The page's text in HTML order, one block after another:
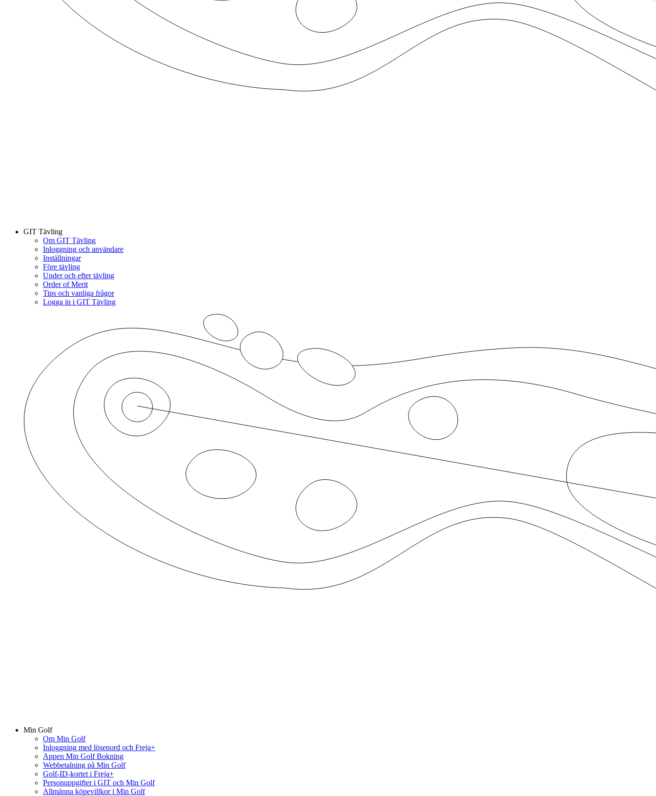
GIT Tävling
Om GIT Tävling
Inloggning och användare
Inställningar
Före tävling
Under och efter tävling
Order of Merit
Tips och vanliga frågor
Logga in i GIT Tävling
Min Golf
Om Min Golf
Inloggning med lösenord och Freja+
Appen Min Golf Bokning
Webbetalning på Min Golf
Golf-ID-kortet i Freja+
Personuppgifter i GIT och Min Golf
Allmänna köpevillkor i Min Golf